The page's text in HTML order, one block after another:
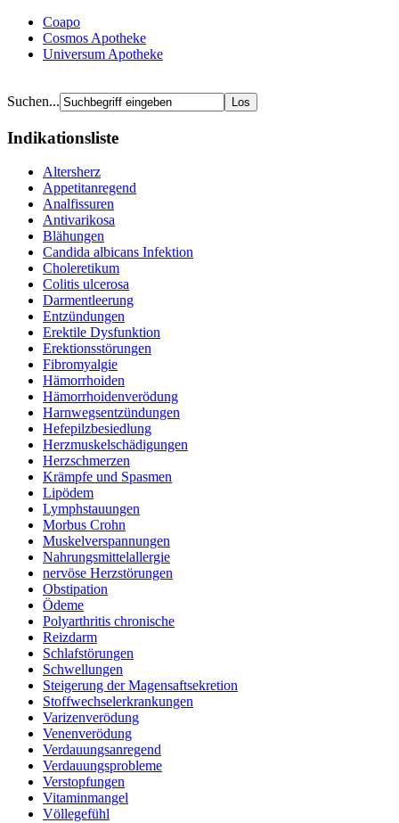
Coapo
Cosmos Apotheke
Universum Apotheke
Suchen...
Indikationsliste
Altersherz
Appetitanregend
Analfissuren
Antivarikosa
Blähungen
Candida albicans Infektion
Choleretikum
Colitis ulcerosa
Darmentleerung
Entzündungen
Erektile Dysfunktion
Erektionsstörungen
Fibromyalgie
Hämorrhoiden
Hämorrhoidenverödung
Harnwegsentzündungen
Hefepilzbesiedlung
Herzmuskelschädigungen
Herzschmerzen
Krämpfe und Spasmen
Lipödem
Lymphstauungen
Morbus Crohn
Muskelverspannungen
Nahrungsmittelallergie
nervöse Herzstörungen
Obstipation
Ödeme
Polyarthritis chronische
Reizdarm
Schlafstörungen
Schwellungen
Steigerung der Magensaftsekretion
Stoffwechselerkrankungen
Varizenverödung
Venenverödung
Verdauungsanregend
Verdauungsprobleme
Verstopfungen
Vitaminmangel
Völlegefühl